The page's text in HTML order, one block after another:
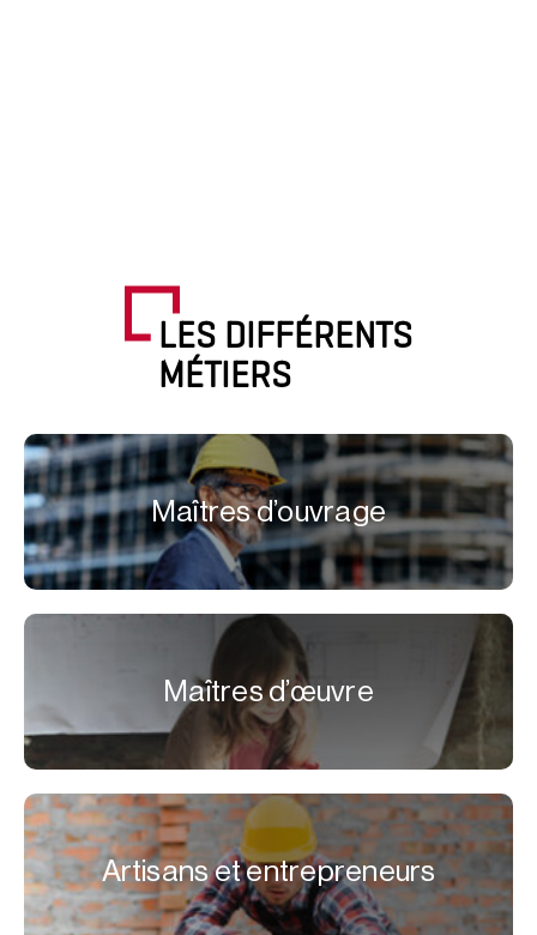
LES DIFFÉRENTS
MÉTIERS
Maîtres d’ouvrage
Maîtres d’œuvre
Artisans et entrepreneurs